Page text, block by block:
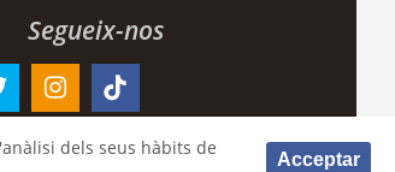
Segueix-nos
dels seus hàbits de
Acceptar